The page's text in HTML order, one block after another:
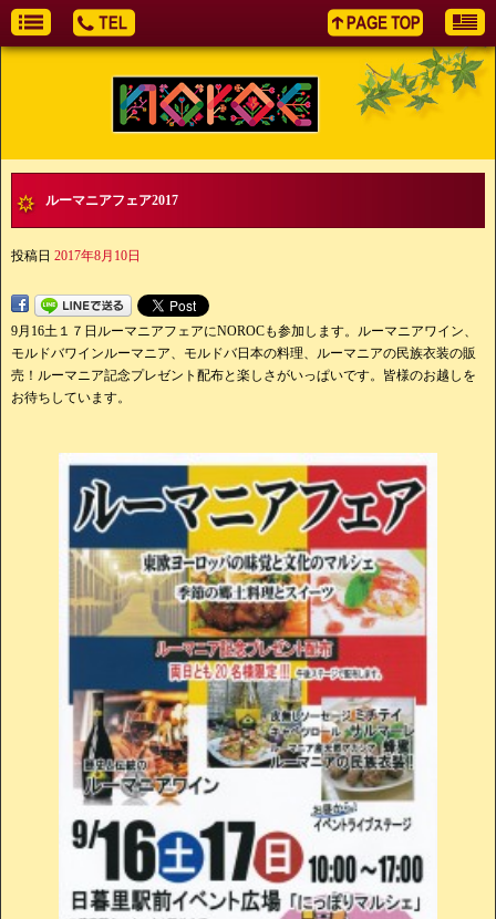
ルーマニアフェア2017
投稿日 2017年8月10日
9月16土１７日ルーマニアフェアにNOROCも参加します。ルーマニアワイン、
モルドバワインルーマニア、モルドバ日本の料理、ルーマニアの民族衣装の販
売！ルーマニア記念プレゼント配布と楽しさがいっぱいです。皆様のお越しを
お待ちしています。